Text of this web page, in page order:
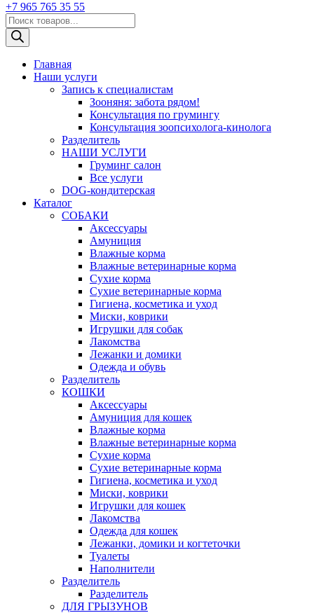
+7 965 765 35 55
Поиск
товаров
Главная
Наши услуги
Запись к специалистам
Зооняня: забота рядом!
Консультация по грумингу
Консультация зоопсихолога-кинолога
Pазделитель
НАШИ УСЛУГИ
Груминг салон
Все услуги
DOG-кондитерская
Каталог
СОБАКИ
Аксессуары
Амуниция
Влажные корма
Влажные ветеринарные корма
Сухие корма
Сухие ветеринарные корма
Гигиена, косметика и уход
Миски, коврики
Игрушки для собак
Лакомства
Лежанки и домики
Одежда и обувь
Разделитель
КОШКИ
Аксессуары
Амуниция для кошек
Влажные корма
Влажные ветеринарные корма
Сухие корма
Сухие ветеринарные корма
Гигиена, косметика и уход
Миски, коврики
Игрушки для кошек
Лакомства
Одежда для кошек
Лежанки, домики и когтеточки
Туалеты
Наполнители
Pазделитель
Разделитель
ДЛЯ ГРЫЗУНОВ